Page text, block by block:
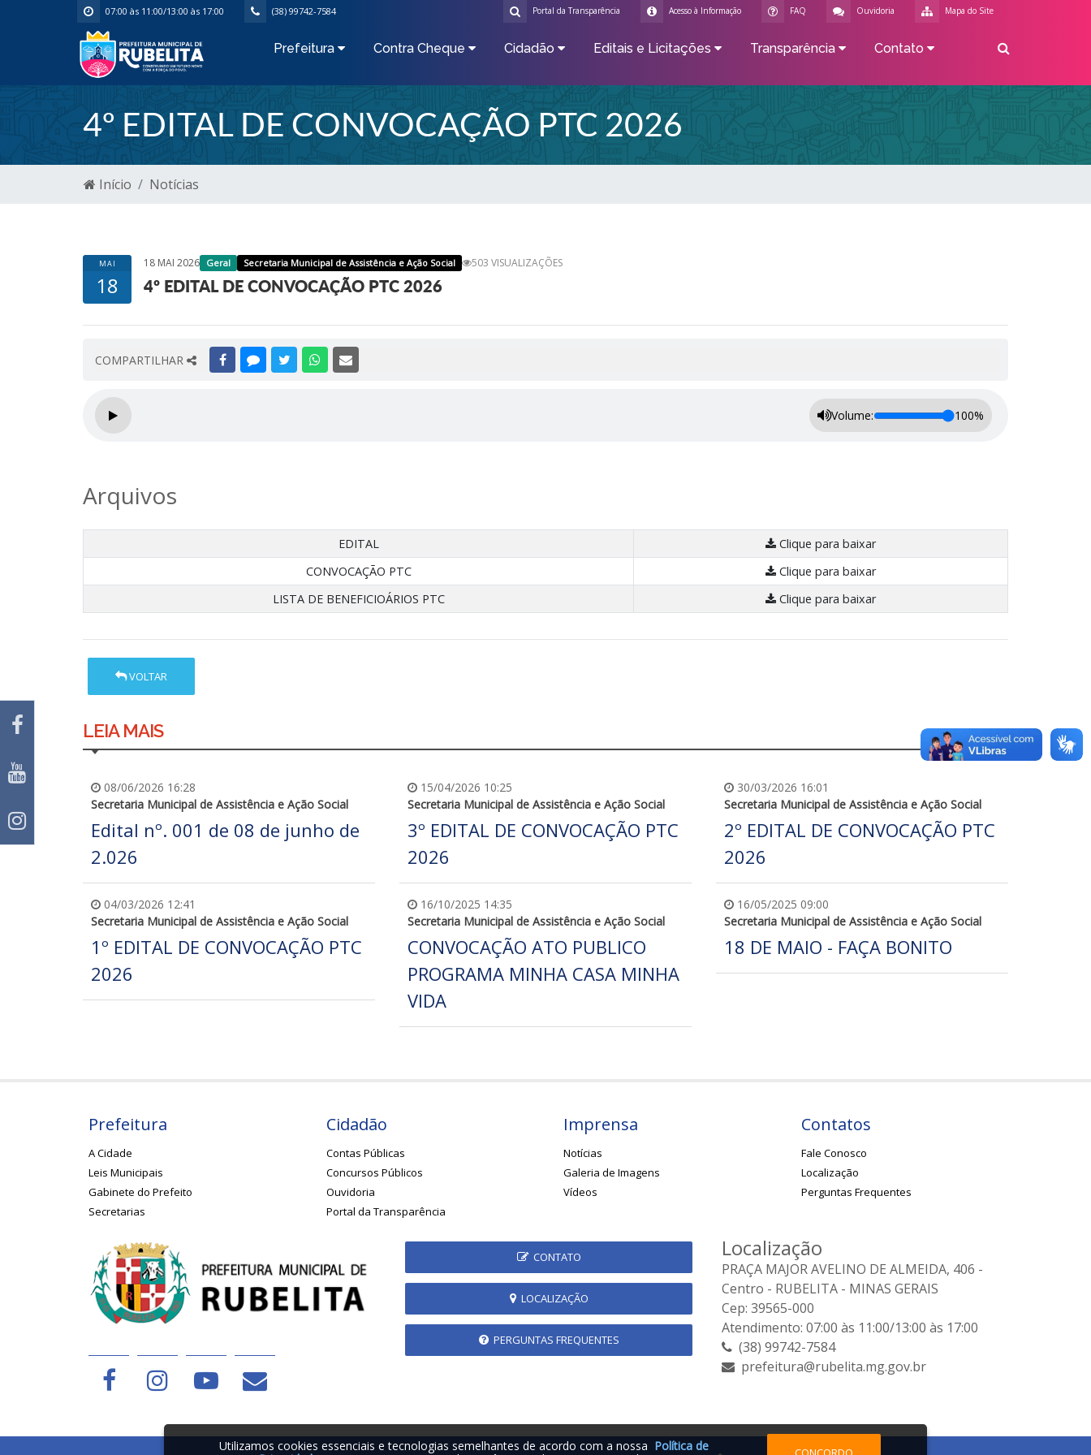
07:00 às 11:00/13:00 às 17:00 (38) 99742-7584 Mapa do Site
Ouvidoria
FAQ
Acesso à Informação
Portal da Transparência
Prefeitura Contra Cheque Cidadão Editais e Licitações Transparência Contato
4º EDITAL DE CONVOCAÇÃO PTC 2026
Início Notícias
MAI
18
18 MAI 2026 Geral Secretaria Municipal de Assistência e Ação Social 503 VISUALIZAÇÕES
4º EDITAL DE CONVOCAÇÃO PTC 2026
COMPARTILHAR
Volume: 100%
Arquivos
EDITAL
Clique para baixar
CONVOCAÇÃO PTC
Clique para baixar
LISTA DE BENEFICIOÁRIOS PTC
Clique para baixar
VOLTAR
LEIA MAIS
08/06/2026 16:28
Secretaria Municipal de Assistência e Ação Social
Edital nº. 001 de 08 de junho de
2.026
15/04/2026 10:25
Secretaria Municipal de Assistência e Ação Social
3º EDITAL DE CONVOCAÇÃO PTC
2026
30/03/2026 16:01
Secretaria Municipal de Assistência e Ação Social
2º EDITAL DE CONVOCAÇÃO PTC
2026
04/03/2026 12:41
Secretaria Municipal de Assistência e Ação Social
1º EDITAL DE CONVOCAÇÃO PTC
2026
16/10/2025 14:35
Secretaria Municipal de Assistência e Ação Social
CONVOCAÇÃO ATO PUBLICO
PROGRAMA MINHA CASA MINHA
VIDA
16/05/2025 09:00
Secretaria Municipal de Assistência e Ação Social
18 DE MAIO - FAÇA BONITO
Prefeitura
A Cidade
Leis Municipais
Gabinete do Prefeito
Secretarias
Cidadão
Contas Públicas
Concursos Públicos
Ouvidoria
Portal da Transparência
Imprensa
Notícias
Galeria de Imagens
Vídeos
Contatos
Fale Conosco
Localização
Perguntas Frequentes
CONTATO
LOCALIZAÇÃO
PERGUNTAS FREQUENTES
Localização
PRAÇA MAJOR AVELINO DE ALMEIDA, 406 -
Centro - RUBELITA - MINAS GERAIS
Cep: 39565-000
Atendimento: 07:00 às 11:00/13:00 às 17:00
(38) 99742-7584
prefeitura@rubelita.mg.gov.br
Utilizamos cookies essenciais e tecnologias semelhantes de acordo com a nossa Política de